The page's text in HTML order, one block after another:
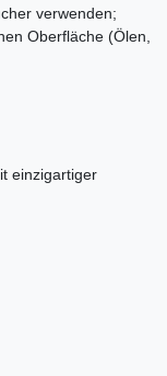
verwenden;
Oberfläche (Ölen,
einzigartiger